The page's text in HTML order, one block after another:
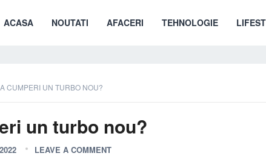
ACASA NOUTATI AFACERI TEHNOLOGIE
CUMPERI UN TURBO NOU?
un turbo nou?
LEAVE A COMMENT